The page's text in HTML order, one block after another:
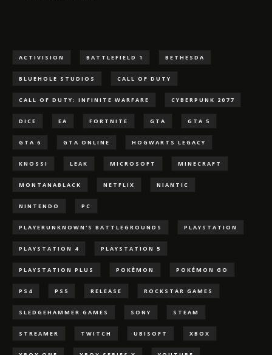
ACTIVISION BATTLEFIELD 1 BETHESDA
BLUEHOLE STUDIOS CALL OF DUTY
CALL OF DUTY: INFINITE WARFARE CYBERPUNK 2077
DICE EA FORTNITE GTA GTA 5
GTA 6 GTA ONLINE HOGWARTS LEGACY
KNOSSI LEAK MICROSOFT MINECRAFT
MONTANABLACK NETFLIX NIANTIC
NINTENDO PC
PLAYERUNKNOWN'S BATTLEGROUNDS PLAYSTATION
PLAYSTATION 4 PLAYSTATION 5
PLAYSTATION PLUS POKÈMON POKÉMON GO
PS4 PS5 RELEASE ROCKSTAR GAMES
SLEDGEHAMMER GAMES SONY STEAM
STREAMER TWITCH UBISOFT XBOX